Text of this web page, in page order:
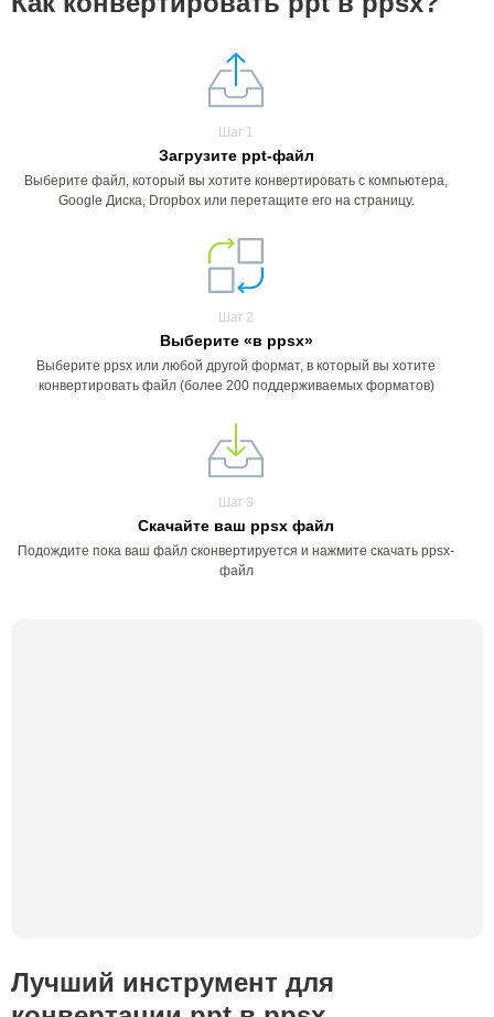
Шаг 1
Загрузите ppt-файл
Выберите файл, который вы хотите конвертировать с компьютера,
Google Диска, Dropbox или перетащите его на страницу.
Шаг 2
Выберите «в ppsx»
Выберите ppsx или любой другой формат, в который вы хотите
конвертировать файл (более 200 поддерживаемых форматов)
Шаг 3
Скачайте ваш ppsx файл
Подождите пока ваш файл сконвертируется и нажмите скачать ppsx-
файл
Лучший инструмент для